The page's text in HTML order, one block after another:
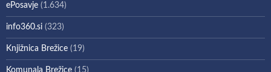
ePosavje (1.634)
info360.si (323)
Knjižnica Brežice (19)
Komunala Brežice (15)